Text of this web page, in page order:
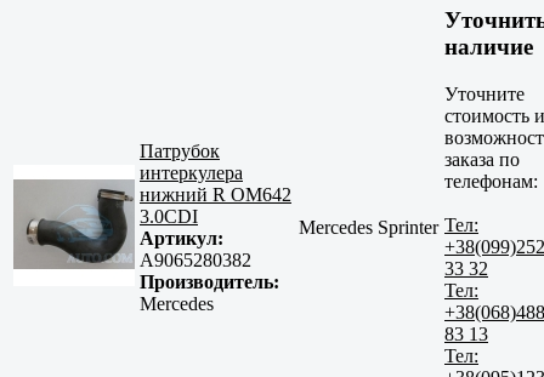
Патрубок
интеркулера
нижний R OM642
3.0CDI
Артикул:
A9065280382
Производитель:
Mercedes
Mercedes Sprinter
наличие
Уточните
стоимость и
заказа по
телефонам:
Тел:
+38(099)252
33 32
Тел:
+38(068)488
83 13
Тел: